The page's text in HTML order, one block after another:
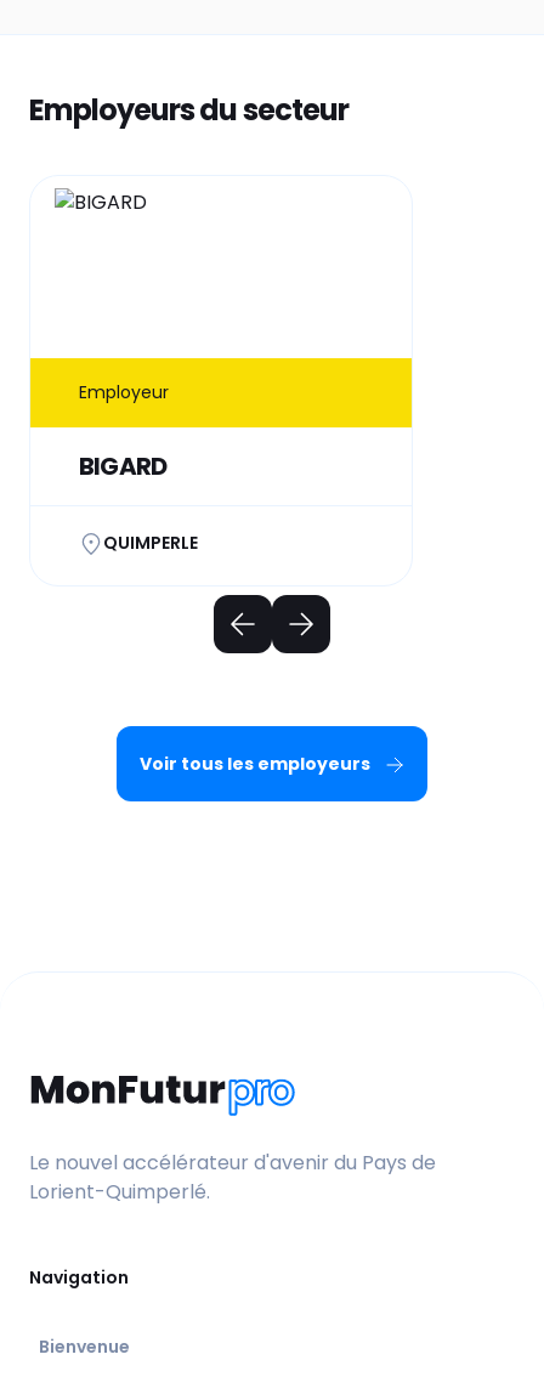
Employeurs du secteur
Employeur
BIGARD
QUIMPERLE
Voir tous les employeurs
Le nouvel accélérateur d'avenir du Pays de
Lorient-Quimperlé.
Navigation
Bienvenue